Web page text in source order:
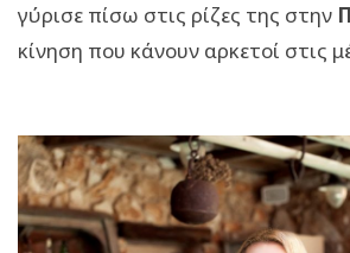
γύρισε πίσω στις ρίζες της στην
κίνηση που κάνουν αρκετοί στις